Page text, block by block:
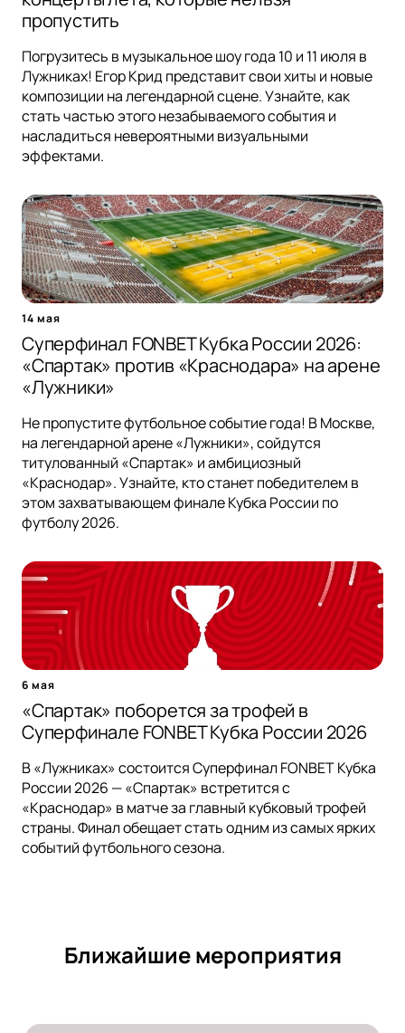
пропустить
Погрузитесь в музыкальное шоу года 10 и 11 июля в
Лужниках! Егор Крид представит свои хиты и новые
композиции на легендарной сцене. Узнайте, как
стать частью этого незабываемого события и
насладиться невероятными визуальными
эффектами.
14 мая
Суперфинал FONBET Кубка России 2026:
«Спартак» против «Краснодара» на арене
«Лужники»
Не пропустите футбольное событие года! В Москве,
на легендарной арене «Лужники», сойдутся
титулованный «Спартак» и амбициозный
«Краснодар». Узнайте, кто станет победителем в
этом захватывающем финале Кубка России по
футболу 2026.
6 мая
«Спартак» поборется за трофей в
Суперфинале FONBET Кубка России 2026
В «Лужниках» состоится Суперфинал FONBET Кубка
России 2026 — «Спартак» встретится с
«Краснодар» в матче за главный кубковый трофей
страны. Финал обещает стать одним из самых ярких
событий футбольного сезона.
Ближайшие мероприятия